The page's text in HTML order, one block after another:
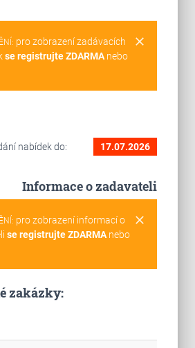
clear
pro zobrazení zadávacích
se registrujte ZDARMAnebo
nabídek do: 17.07.2026
Informace o zadavateli
clear
pro zobrazení informací o
se registrujte ZDARMAnebo
zakázky: